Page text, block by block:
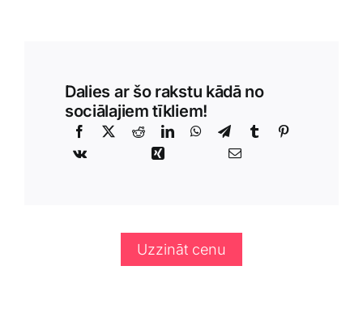
Dalies ar šo rakstu kādā no
sociālajiem tīkliem!
Uzzināt cenu